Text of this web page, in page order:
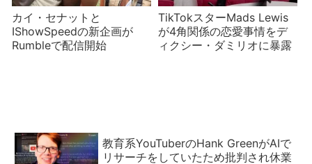
カイ・セナットと
IShowSpeedの新企画が
Rumbleで配信開始
TikTokスターMads Lewis
が4角関係の恋愛事情をデ
ィクシー・ダミリオに暴露
教育系YouTuberのHank GreenがAIで
リサーチをしていたため批判され休業